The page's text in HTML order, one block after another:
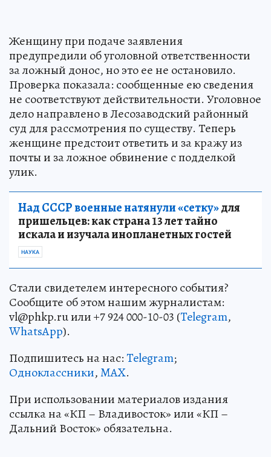
Женщину при подаче заявления
предупредили об уголовной ответственности
за ложный донос, но это ее не остановило.
Проверка показала: сообщенные ею сведения
не соответствуют действительности. Уголовное
дело направлено в Лесозаводский районный
суд для рассмотрения по существу. Теперь
женщине предстоит ответить и за кражу из
почты и за ложное обвинение с подделкой
улик.
Над СССР военные натянули «сетку»для
пришельцев: как страна 13 лет тайно
искала и изучала инопланетных гостей
НАУКА
Стали свидетелем интересного события?
Сообщите об этом нашим журналистам:
vl@phkp.ru или +7 924 000-10-03 (Telegram,
WhatsApp).
Подпишитесь на нас:Telegram;
Одноклассники,MAX.
При использовании материалов издания
ссылка на «КП – Владивосток» или «КП –
Дальний Восток» обязательна.